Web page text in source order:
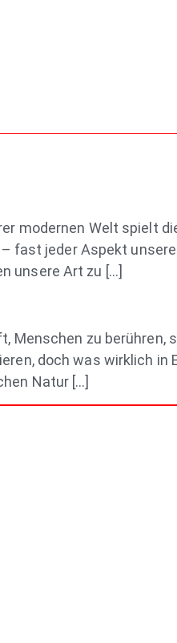
modernen Welt spielt
fast jeder Aspekt
unsere Art zu […]
zu berühren,
doch was wirklich in
Natur […]